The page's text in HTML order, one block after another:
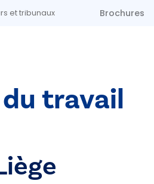
et tribunaux Brochures
travail